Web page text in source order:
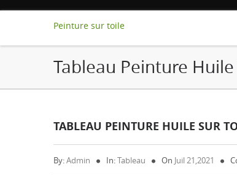
Peinture sur toile
Tableau Peinture Huile
TABLEAU PEINTURE HUILE SUR
By:Admin In:Tableau On Juil 21,2021